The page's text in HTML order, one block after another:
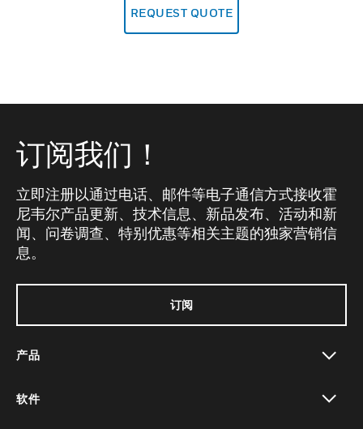
REQUEST QUOTE
订阅我们！
立即注册以通过电话、邮件等电子通信方式接收霍
尼韦尔产品更新、技术信息、新品发布、活动和新
闻、问卷调查、特别优惠等相关主题的独家营销信
息。
订阅
产品
软件